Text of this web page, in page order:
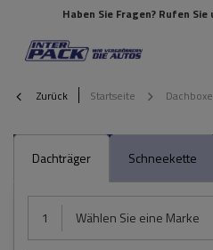
Haben Sie Fragen? Rufen Sie
Zurück Startseite
Dachträger Schneekette
1 Wählen Sie eine Marke